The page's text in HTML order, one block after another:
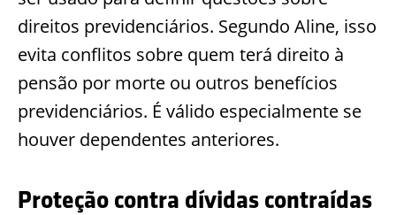
direitos previdenciários. Segundo Aline, isso
evita conflitos sobre quem terá direito à
pensão por morte ou outros benefícios
previdenciários. É válido especialmente se
houver dependentes anteriores.
Proteção contra dívidas contraídas